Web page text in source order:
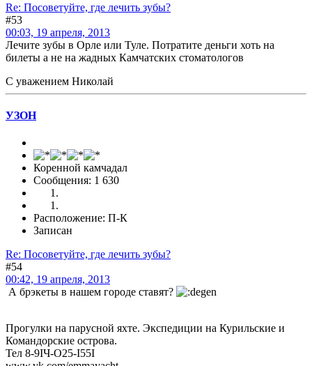
Re: Посоветуйте, где лечить зубы?
#53
00:03, 19 апреля, 2013
Лечите зубы в Орле или Туле. Потратите деньги хоть на
билеты а не на жадных Камчатских стоматологов
С уважением Николай
УЗOH
Коренной камчадал
Сообщения: 1 630
Расположение: П-К
Записан
Re: Посоветуйте, где лечить зубы?
#54
00:42, 19 апреля, 2013
А брэкеты в нашем городе ставят?
Прогулки на парусной яхте. Экспедиции на Курильские и
Командорские острова.
Тел 8-9IЧ-O25-I55I